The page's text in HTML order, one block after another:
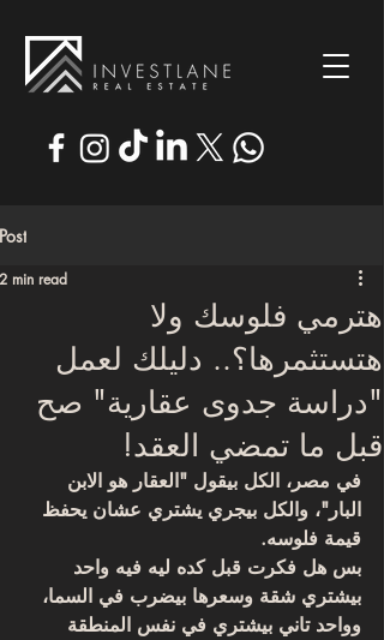
Post
هترمي فلوسك ولا
هتستثمرها؟.. دليلك لعمل
"دراسة جدوى عقارية" صح
قبل ما تمضي العقد!
2 min read
في مصر، الكل بيقول "العقار هو الابن
البار"، والكل بيجري يشتري عشان يحفظ
قيمة فلوسه.
بس هل فكرت قبل كده ليه فيه واحد
بيشتري شقة وسعرها بيضرب في السما،
وواحد تاني بيشتري في نفس المنطقة